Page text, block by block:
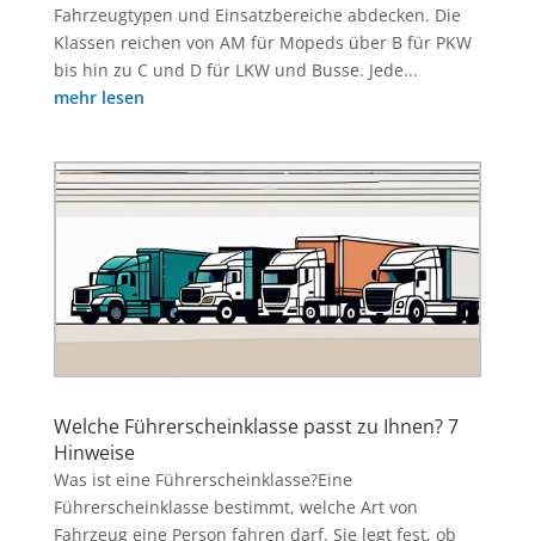
Fahrzeugtypen und Einsatzbereiche abdecken. Die
Klassen reichen von AM für Mopeds über B für PKW
bis hin zu C und D für LKW und Busse. Jede...
mehr lesen
Welche Führerscheinklasse passt zu Ihnen? 7
Hinweise
Was ist eine Führerscheinklasse?Eine
Führerscheinklasse bestimmt, welche Art von
Fahrzeug eine Person fahren darf. Sie legt fest, ob